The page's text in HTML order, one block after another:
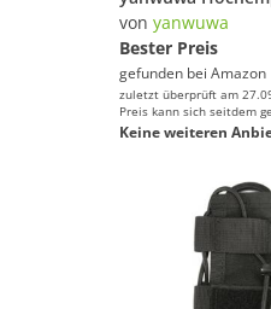
von yanwuwa
Bester Preis
gefunden bei Amazon
zuletzt überprüft am
Preis kann sich seitdem
Keine weiteren